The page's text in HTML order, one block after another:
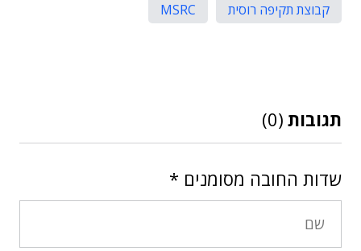
קבוצת תקיפה רוסית
MSRC
תגובות (0)
שדות החובה מסומנים *